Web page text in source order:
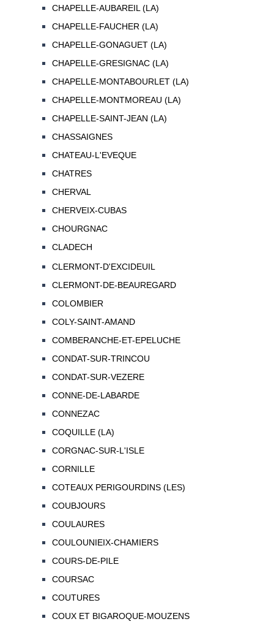
CHAPELLE-AUBAREIL (LA)
CHAPELLE-FAUCHER (LA)
CHAPELLE-GONAGUET (LA)
CHAPELLE-GRESIGNAC (LA)
CHAPELLE-MONTABOURLET (LA)
CHAPELLE-MONTMOREAU (LA)
CHAPELLE-SAINT-JEAN (LA)
CHASSAIGNES
CHATEAU-L'EVEQUE
CHATRES
CHERVAL
CHERVEIX-CUBAS
CHOURGNAC
CLADECH
CLERMONT-D'EXCIDEUIL
CLERMONT-DE-BEAUREGARD
COLOMBIER
COLY-SAINT-AMAND
COMBERANCHE-ET-EPELUCHE
CONDAT-SUR-TRINCOU
CONDAT-SUR-VEZERE
CONNE-DE-LABARDE
CONNEZAC
COQUILLE (LA)
CORGNAC-SUR-L'ISLE
CORNILLE
COTEAUX PERIGOURDINS (LES)
COUBJOURS
COULAURES
COULOUNIEIX-CHAMIERS
COURS-DE-PILE
COURSAC
COUTURES
COUX ET BIGAROQUE-MOUZENS